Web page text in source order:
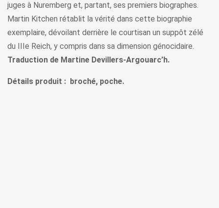
juges à Nuremberg et, partant, ses premiers biographes.
Martin Kitchen rétablit la vérité dans cette biographie
exemplaire, dévoilant derrière le courtisan un suppôt zélé
du IIIe Reich, y compris dans sa dimension génocidaire.
Traduction de Martine Devillers-Argouarc’h.
Détails produit : broché, poche.